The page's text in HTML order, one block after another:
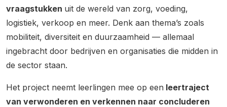
vraagstukken uit de wereld van zorg, voeding,
logistiek, verkoop en meer. Denk aan thema’s zoals
mobiliteit, diversiteit en duurzaamheid — allemaal
ingebracht door bedrijven en organisaties die midden in
de sector staan.
Het project neemt leerlingen mee op een leertraject
van verwonderen en verkennen naar concluderen